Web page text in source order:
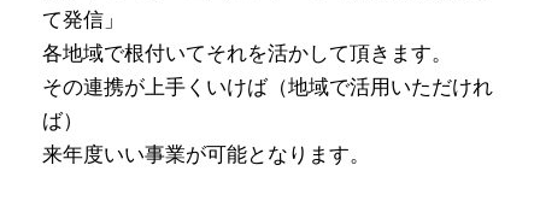
て発信」
各地域で根付いてそれを活かして頂きます。
その連携が上手くいけば（地域で活用いただけれ
ば）
来年度いい事業が可能となります。